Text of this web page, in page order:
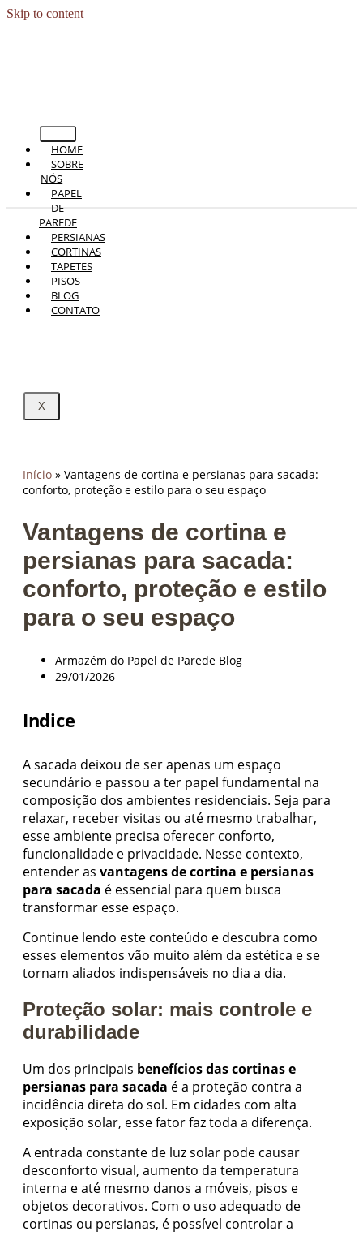
Skip to content
HOME
SOBRE
NÓS
PAPEL
DE
PAREDE
PERSIANAS
CORTINAS
TAPETES
PISOS
BLOG
CONTATO
X
Início » Vantagens de cortina e persianas para sacada:
conforto, proteção e estilo para o seu espaço
Vantagens de cortina e
persianas para sacada:
conforto, proteção e estilo
para o seu espaço
Armazém do Papel de Parede Blog
29/01/2026
Indice
A sacada deixou de ser apenas um espaço
secundário e passou a ter papel fundamental na
composição dos ambientes residenciais. Seja para
relaxar, receber visitas ou até mesmo trabalhar,
esse ambiente precisa oferecer conforto,
funcionalidade e privacidade. Nesse contexto,
entender as vantagens de cortina e persianas
para sacada é essencial para quem busca
transformar esse espaço.
Continue lendo este conteúdo e descubra como
esses elementos vão muito além da estética e se
tornam aliados indispensáveis no dia a dia.
Proteção solar: mais controle e
durabilidade
Um dos principais benefícios das cortinas e
persianas para sacada é a proteção contra a
incidência direta do sol. Em cidades com alta
exposição solar, esse fator faz toda a diferença.
A entrada constante de luz solar pode causar
desconforto visual, aumento da temperatura
interna e até mesmo danos a móveis, pisos e
objetos decorativos. Com o uso adequado de
cortinas ou persianas, é possível controlar a